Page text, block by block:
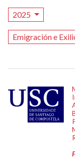
2025
Emigración e